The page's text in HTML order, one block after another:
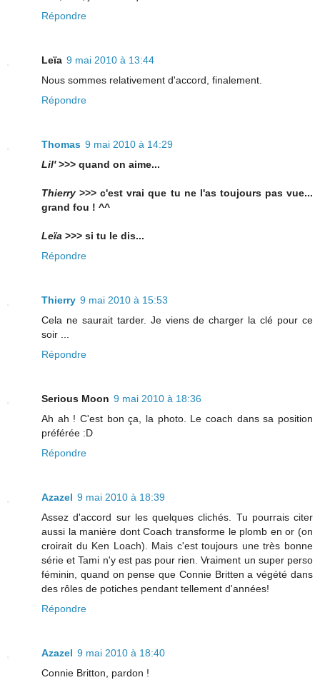
Répondre
Leïa 9 mai 2010 à 13:44
Nous sommes relativement d'accord, finalement.
Répondre
Thomas 9 mai 2010 à 14:29
Lil'>>> quand on aime...
Thierry>>> c'est vrai que tu ne l'as toujours pas vue...
grand fou ! ^^
Leïa >>> si tu le dis...
Répondre
Thierry 9 mai 2010 à 15:53
Cela ne saurait tarder. Je viens de charger la clé pour ce
soir ...
Répondre
Serious Moon 9 mai 2010 à 18:36
Ah ah ! C'est bon ça, la photo. Le coach dans sa position
préférée :D
Répondre
Azazel 9 mai 2010 à 18:39
Assez d'accord sur les quelques clichés. Tu pourrais citer
aussi la manière dont Coach transforme le plomb en or (on
croirait du Ken Loach). Mais c'est toujours une très bonne
série et Tami n'y est pas pour rien. Vraiment un super perso
féminin, quand on pense que Connie Britten a végété dans
des rôles de potiches pendant tellement d'années!
Répondre
Azazel 9 mai 2010 à 18:40
Connie Britton, pardon !